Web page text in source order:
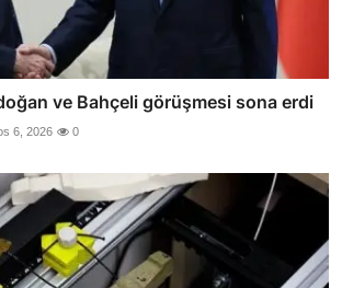
ve Bahçeli görüşmesi sona erdi
6, 2026 0